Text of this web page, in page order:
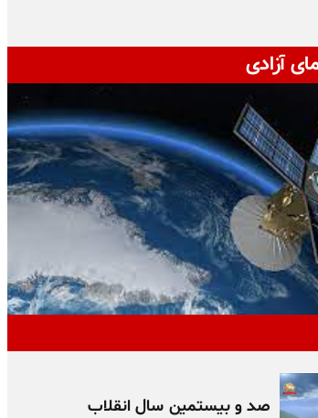
آزادی
صد و بیستمین سال انقلاب